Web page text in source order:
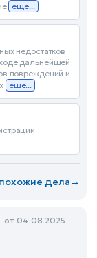
еще...
недостатков
дальнейшей
повреждений и
еще...
дела→
от 04.08.2025